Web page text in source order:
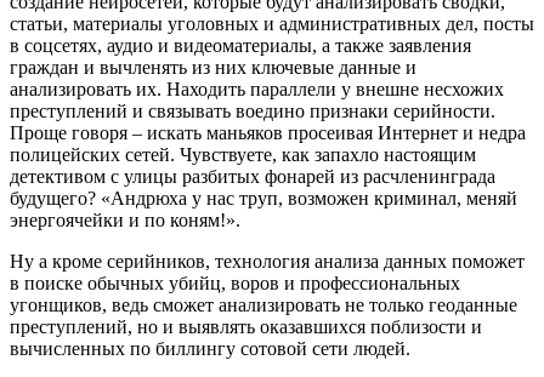
статьи, материалы уголовных и административных дел, посты
в соцсетях, аудио и видеоматериалы, а также заявления
граждан и вычленять из них ключевые данные и
анализировать их. Находить параллели у внешне несхожих
преступлений и связывать воедино признаки серийности.
Проще говоря – искать маньяков просеивая Интернет и недра
полицейских сетей. Чувствуете, как запахло настоящим
детективом с улицы разбитых фонарей из расчленинграда
будущего? «Андрюха у нас труп, возможен криминал, меняй
энергоячейки и по коням!».
Ну а кроме серийников, технология анализа данных поможет
в поиске обычных убийц, воров и профессиональных
угонщиков, ведь сможет анализировать не только геоданные
преступлений, но и выявлять оказавшихся поблизости и
вычисленных по биллингу сотовой сети людей.